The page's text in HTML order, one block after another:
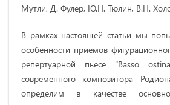
Мутли, Д. Фулер, Ю.Н. Тюлин, В.Н.
В рамках настоящей статьи мы
особенности приемов
репертуарной пьесе "Basso
современного композитора
определим в качестве